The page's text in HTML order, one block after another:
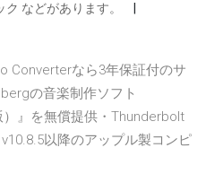
などがあります。
Converterなら3年保証付のサ
の音楽制作ソフト
）』を無償提供・Thunderbolt
以降のアップル製コンピ